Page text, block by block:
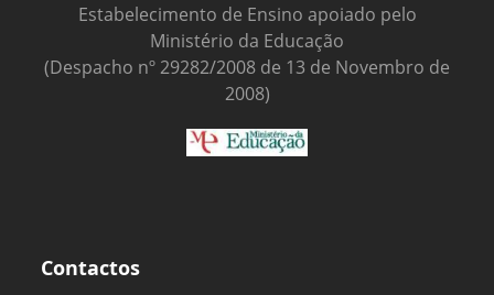
Estabelecimento de Ensino apoiado pelo
Ministério da Educação
(Despacho nº 29282/2008 de 13 de Novembro de
2008)
Contactos